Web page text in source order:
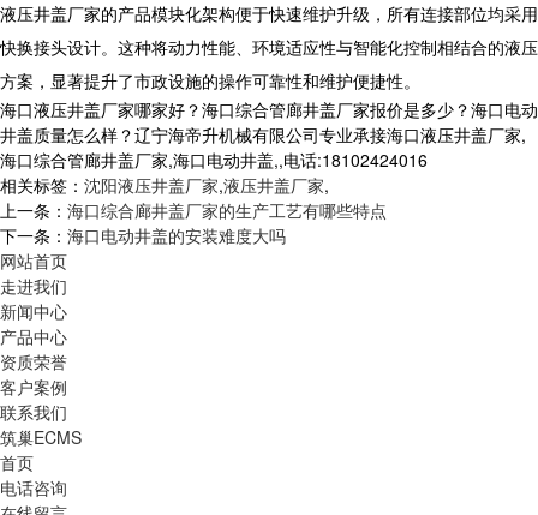
液压井盖厂家的产品模块化架构便于快速维护升级，所有连接部位均采用
快换接头设计。这种将动力性能、环境适应性与智能化控制相结合的液压
方案，显著提升了市政设施的操作可靠性和维护便捷性。
海口液压井盖厂家哪家好？海口综合管廊井盖厂家报价是多少？海口电动
井盖质量怎么样？辽宁海帝升机械有限公司专业承接海口液压井盖厂家,
海口综合管廊井盖厂家,海口电动井盖,,电话:18102424016
相关标签： 沈阳液压井盖厂家,液压井盖厂家,
上一条： 海口综合廊井盖厂家的生产工艺有哪些特点
下一条： 海口电动井盖的安装难度大吗
网站首页
走进我们
新闻中心
产品中心
资质荣誉
客户案例
联系我们
筑巢ECMS
首页
电话咨询